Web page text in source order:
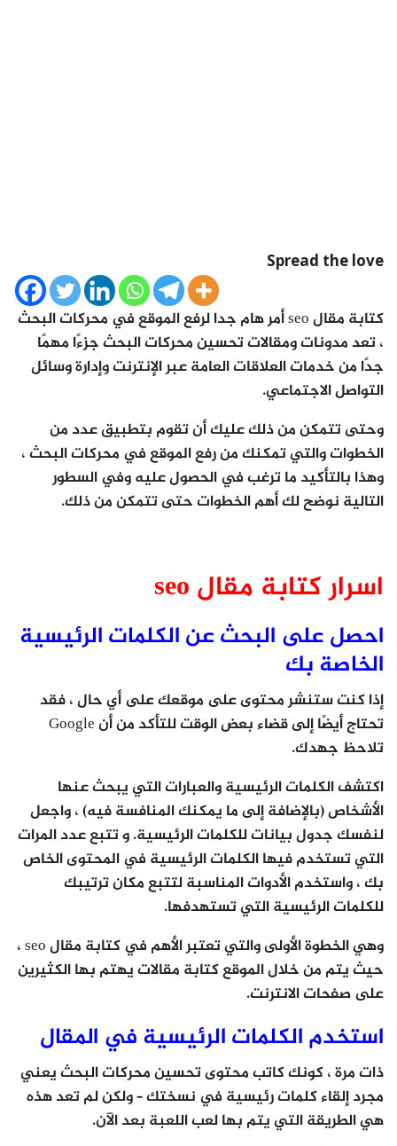
Spread the love
كتابة مقال seo أمر هام جدا لرفع الموقع في محركات البحث
، تعد مدونات ومقالات تحسين محركات البحث جزءًا مهمًا
جدًا من خدمات العلاقات العامة عبر الإنترنت وإدارة وسائل
التواصل الاجتماعي.
وحتى تتمكن من ذلك عليك أن تقوم بتطبيق عدد من
الخطوات والتي تمكنك من رفع الموقع في محركات البحث ،
وهذا بالتأكيد ما ترغب في الحصول عليه وفي السطور
التالية نوضح لك أهم الخطوات حتى تتمكن من ذلك.
اسرار كتابة مقال seo
احصل على البحث عن الكلمات الرئيسية
الخاصة بك
إذا كنت ستنشر محتوى على موقعك على أي حال ، فقد
تحتاج أيضًا إلى قضاء بعض الوقت للتأكد من أن Google
تلاحظ جهدك.
اكتشف الكلمات الرئيسية والعبارات التي يبحث عنها
الأشخاص (بالإضافة إلى ما يمكنك المنافسة فيه) ، واجعل
لنفسك جدول بيانات للكلمات الرئيسية. و تتبع عدد المرات
التي تستخدم فيها الكلمات الرئيسية في المحتوى الخاص
بك ، واستخدم الأدوات المناسبة لتتبع مكان ترتيبك
للكلمات الرئيسية التي تستهدفها.
وهي الخطوة الأولى والتي تعتبر الأهم في كتابة مقال seo ،
حيث يتم من خلال الموقع كتابة مقالات يهتم بها الكثيرين
على صفحات الانترنت.
استخدم الكلمات الرئيسية في المقال
ذات مرة ، كونك كاتب محتوى تحسين محركات البحث يعني
مجرد إلقاء كلمات رئيسية في نسختك – ولكن لم تعد هذه
هي الطريقة التي يتم بها لعب اللعبة بعد الآن.